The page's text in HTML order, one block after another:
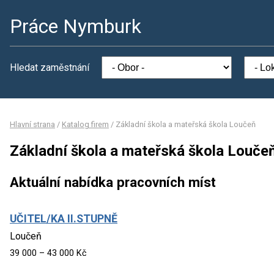
Práce Nymburk
Hledat zaměstnání
Hlavní strana / Katalog firem / Základní škola a mateřská škola Loučeň
Základní škola a mateřská škola
Aktuální nabídka pracovních míst
UČITEL/KA II.STUPNĚ
Loučeň
39 000 – 43 000 Kč